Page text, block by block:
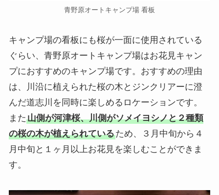
青野原オートキャンプ場 看板
キャンプ場の看板にも桜が一面に使用されている
ぐらい、青野原オートキャンプ場はお花見キャン
プにおすすめのキャンプ場です。おすすめの理由
は、川沿に植えられた桜の木とジンクリアーに澄
んだ道志川を同時に楽しめるロケーションです。
また山側が河津桜、川側がソメイヨシノと２種類
の桜の木が植えられているため、３月中旬から４
月中旬と１ヶ月以上お花見を楽しむことができま
す。